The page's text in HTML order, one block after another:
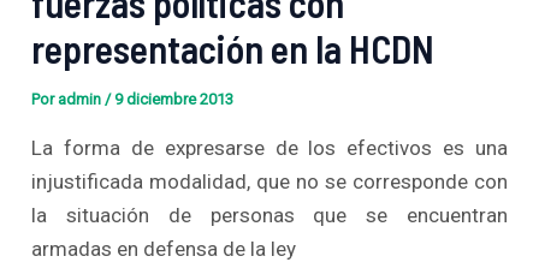
representación en la HCDN
Por admin/9 diciembre 2013
La forma de expresarse de los efectivos es una
injustificada modalidad, que no se corresponde con
la situación de personas que se encuentran
armadas en defensa de la ley